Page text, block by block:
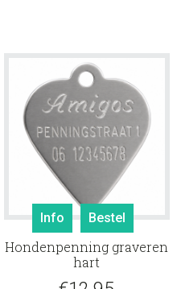
Info Bestel
Hondenpenning graveren
hart